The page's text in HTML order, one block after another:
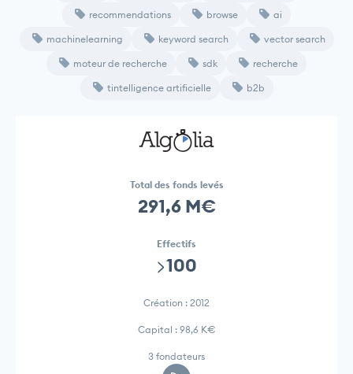
recommendations browse ai
machinelearning keyword search vector search
moteur de recherche sdk recherche
tintelligence artificielle b2b
Total des fonds levés
291,6 M€
Effectifs
>100
Création : 2012
Capital : 98,6 K€
3 fondateurs